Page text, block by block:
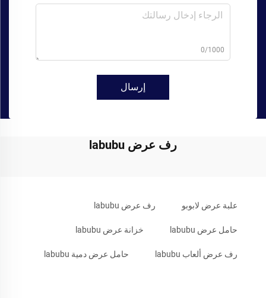
0/1000
إرسال
رف عرض labubu
علبة عرض لابوبو رف عرض labubu
حامل عرض labubu خزانة عرض labubu
رف عرض ألعاب labubu حامل عرض دمية labubu